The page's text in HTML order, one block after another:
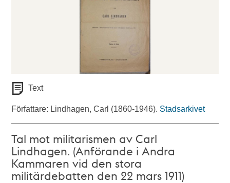
Text
Författare: Lindhagen, Carl (1860-1946). Stadsarkivet
Tal mot militarismen av Carl
Lindhagen. (Anförande i Andra
Kammaren vid den stora
militärdebatten den 22 mars 1911)